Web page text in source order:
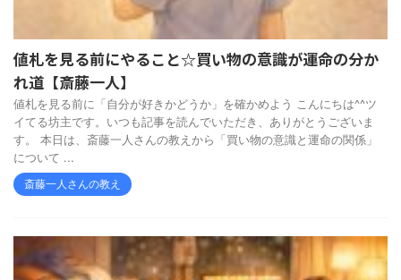
値札を見る前にやること☆買い物の意識が運命の分か
れ道【斎藤一人】
値札を見る前に「自分が好きかどうか」を確かめよう こんにちは^^ツ
イてる坊主です。いつも記事を読んでいただき、ありがとうございま
す。 本日は、斎藤一人さんの教えから「買い物の意識と運命の関係」
について ...
斎藤一人さんの教え